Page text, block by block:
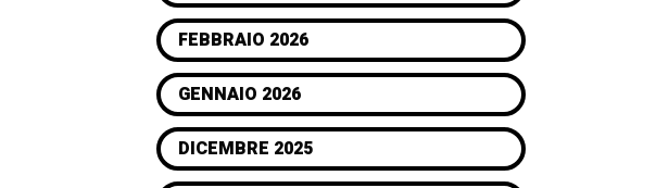
FEBBRAIO 2026
GENNAIO 2026
DICEMBRE 2025